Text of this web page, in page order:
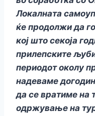
Локалната
ќе продолжи да
кој што секоја
прилепските
периодот околу
надеваме
да се вратиме на
одржување на